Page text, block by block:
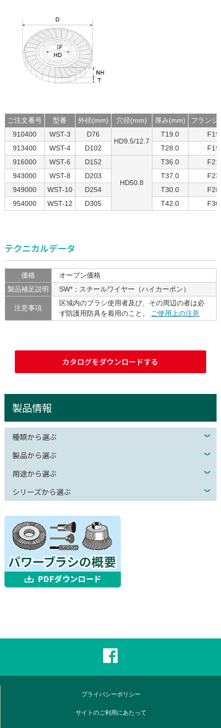
ご注文番号
型番
910400
WST-3
913400
WST-4
916000
WST-6
943000
WST-8
949000
WST-10
954000
WST-12
外径(mm) 穴径(mm) 厚み(mm)
フランジ
D76
HD9.5/12.7
T19.0
D102
T28.0
D152
HD50.8
T36.0
D203
T37.0
D254
T30.0
D305
T42.0
テクニカルデータ
価格
オープン価格
製品補足説明
SW*：スチールワイヤー（ハイカーボン）
注意事項
区域内のブラシ使用者及び、その周辺の者は必
ず防護用防具を着用のこと。
ご使用上の注意
カタログをダウンロードする
製品情報
種類から選ぶ
製品から選ぶ
用途から選ぶ
シリーズから選ぶ
プライバシーポリシー
サイトのご利用にあたって